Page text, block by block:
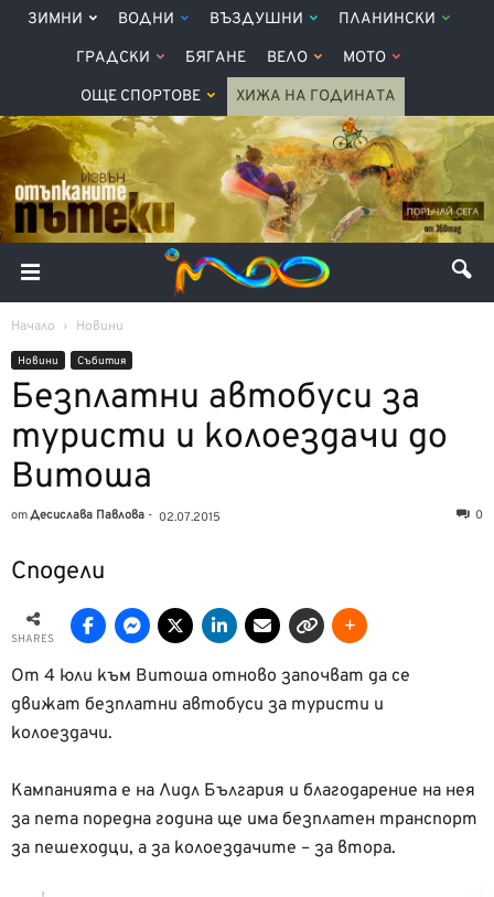
ЗИМНИ ВОДНИ ВЪЗДУШНИ ПЛАНИНСКИ
ГРАДСКИ БЯГАНЕ ВЕЛО МОТО
ОЩЕ СПОРТОВЕ ХИЖА НА ГОДИНАТА
Начало Новини
Новини Събития
Безплатни автобуси за
туристи и колоездачи до
Витоша
отДесислава Павлова - 02.07.2015 0
Сподели
SHARES
От 4 юли към Витоша отново започват да се
движат безплатни автобуси за туристи и
колоездачи.
Кампанията е на Лидл България и благодарение на нея
за пета поредна година ще има безплатен транспорт
за пешеходци, а за колоездачите – за втора.